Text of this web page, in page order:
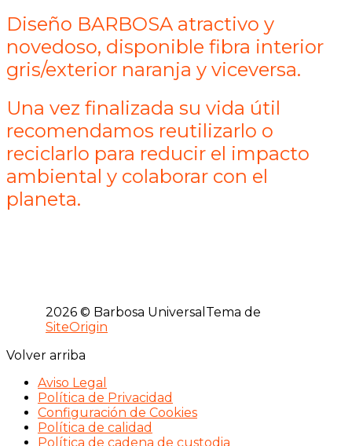
Diseño BARBOSA atractivo y
novedoso, disponible fibra interior
gris/exterior naranja y viceversa.
Una vez finalizada su vida útil
recomendamos reutilizarlo o
reciclarlo para reducir el impacto
ambiental y colaborar con el
planeta.
2026 © Barbosa Universal Tema de
SiteOrigin
Volver arriba
Aviso Legal
Política de Privacidad
Configuración de Cookies
Política de calidad
Política de cadena de custodia